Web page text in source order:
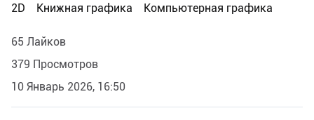
2D
Книжная графика Компьютерная графика
65 Лайков
379 Просмотров
10 Январь 2026, 16:50